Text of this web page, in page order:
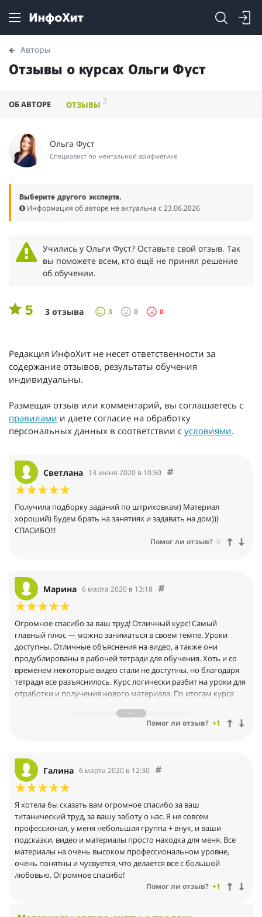
Авторы
Отзывы о курсах Ольги Фуст
ОБ АВТОРЕ ОТЗЫВЫ 3
Ольга Фуст
Специалист по ментальной арифметике
Выберите другого эксперта.
Информация об авторе не актуальна c 23.06.2026
Учились у Ольги Фуст? Оставьте свой отзыв. Так
вы поможете всем, кто ещё не принял решение
об обучении.
5 3 отзыва 3 0 0
Редакция ИнфоХит не несет ответственности за
содержание отзывов, результаты обучения
индивидуальны.
Размещая отзыв или комментарий, вы соглашаетесь с
правилами и даете согласие на обработку
персональных данных в соответствии с условиями.
Светлана 13 июня 2020 в 10:50
Получила подборку заданий по штриховкам) Материал
хороший) Будем брать на занятиях и задавать на дом)))
СПАСИБО!!!
Помог ли отзыв? 0
Марина 6 марта 2020 в 13:18
Огромное спасибо за ваш труд! Отличный курс! Самый
главный плюс — можно заниматься в своем темпе. Уроки
доступны. Отличные объяснения на видео, а также они
продублированы в рабочей тетради для обучения. Хоть и со
временем некоторые видео стали не доступны. но благодаря
тетради все разъяснилось. Курс логически разбит на уроки для
отработки и получения нового материала. По итогам курса
и финальный экзамен. Кроме того предоставлен решебник для
Помог ли отзыв? +1
Галина 6 марта 2020 в 12:30
Я хотела бы сказать вам огромное спасибо за ваш
титанический труд, за вашу заботу о нас. Я не совсем
профессионал, у меня небольшая группа + внук, и ваши
подсказки, видео и материалы просто находка для меня. Все
материалы на очень высоком профессиональном уровне,
очень понятны и чусвуется, что делается все с большой
любовью. Огромное спасибо!
Помог ли отзыв? +1